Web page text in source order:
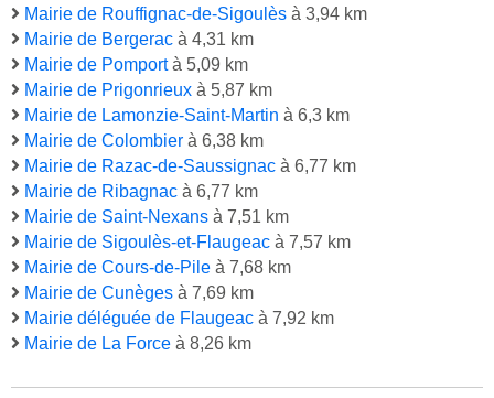
Mairie de Rouffignac-de-Sigoulès à 3,94 km
Mairie de Bergerac à 4,31 km
Mairie de Pomportà 5,09 km
Mairie de Prigonrieux à 5,87 km
Mairie de Lamonzie-Saint-Martin à 6,3 km
Mairie de Colombier à 6,38 km
Mairie de Razac-de-Saussignac à 6,77 km
Mairie de Ribagnac à 6,77 km
Mairie de Saint-Nexans à 7,51 km
Mairie de Sigoulès-et-Flaugeac à 7,57 km
Mairie de Cours-de-Pile à 7,68 km
Mairie de Cunèges à 7,69 km
Mairie déléguée de Flaugeac à 7,92 km
Mairie de La Force à 8,26 km